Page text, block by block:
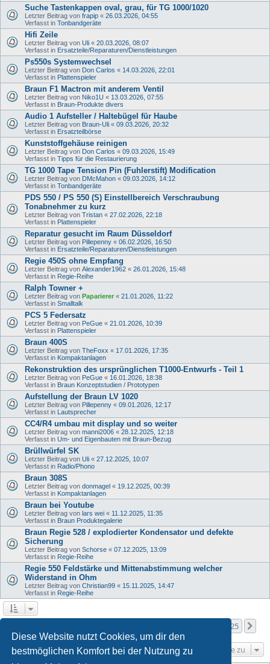
Diese Website nutzt Cookies, um dir den
bestmöglichen Komfort bei der Nutzung zu
Suche Tastenkappen oval, grau, für TG 1000/1020
Letzter Beitrag von frapip « 26.03.2026, 04:55
Verfasst in Tonbandgeräte
Hifi Zeile
Letzter Beitrag von Uli « 20.03.2026, 08:07
Verfasst in Ersatzteile/Reparaturen/Dienstleistungen
Ps550s Systemwechsel
Letzter Beitrag von Don Carlos « 14.03.2026, 22:01
Verfasst in Plattenspieler
Braun F1 Mactron mit anderem Ventil
Letzter Beitrag von Niko1U « 13.03.2026, 07:55
Verfasst in Braun-Produkte divers
Audio 1 Aufsteller / Haltebügel für Haube
Letzter Beitrag von Braun-Uli « 09.03.2026, 20:32
Verfasst in Ersatzteilbörse
Kunststoffgehäuse reinigen
Letzter Beitrag von Don Carlos « 09.03.2026, 15:49
Verfasst in Tipps für die Restaurierung
TG 1000 Tape Tension Pin (Fuhlerstift) Modification
Letzter Beitrag von DMcMahon « 09.03.2026, 14:12
Verfasst in Tonbandgeräte
PDS 550 / PS 550 (S) Einstellbereich Verschraubung
Tonabnehmer zu kurz
Letzter Beitrag von Tristan « 27.02.2026, 22:18
Verfasst in Plattenspieler
Reparatur gesucht im Raum Düsseldorf
Letzter Beitrag von Pillepenny « 06.02.2026, 16:50
Verfasst in Ersatzteile/Reparaturen/Dienstleistungen
Regie 450S ohne Empfang
Letzter Beitrag von Alexander1962 « 26.01.2026, 15:48
Verfasst in Regie-Reihe
Ralph Towner +
Letzter Beitrag von Paparierer « 21.01.2026, 11:22
Verfasst in Smalltalk
PCS 5 Federsatz
Letzter Beitrag von PeGue « 21.01.2026, 10:39
Verfasst in Plattenspieler
Braun 400S
Letzter Beitrag von TheFoxx « 17.01.2026, 17:35
Verfasst in Kompaktanlagen
Rekonstruktion des ursprünglichen T1000-Entwurfs - Teil 1
Letzter Beitrag von PeGue « 16.01.2026, 18:38
Verfasst in Braun Konzeptstudien / Prototypen
Aufstellung der Braun LV 1020
Letzter Beitrag von Pillepenny « 09.01.2026, 12:17
Verfasst in Lautsprecher
CC4/R4 umbau mit display und so weiter
Letzter Beitrag von manni2006 « 28.12.2025, 12:18
Verfasst in Um- und Eigenbauten mit Braun-Bezug
Brüllwürfel SK
Letzter Beitrag von Uli « 27.12.2025, 10:07
Verfasst in Radio/Phono
Braun 308S
Letzter Beitrag von donmagel « 19.12.2025, 00:39
Verfasst in Kompaktanlagen
Braun bei Youtube
Letzter Beitrag von lars wei « 11.12.2025, 11:35
Verfasst in Braun Produktegalerie
Braun Regie 528 / explodierter Kondensator und defekte
Sicherung
Letzter Beitrag von Schorse « 07.12.2025, 13:09
Verfasst in Regie-Reihe
Regie 550 Feldstärke und Mittenabstimmung welcher
Widerstand in Ohm
Letzter Beitrag von Christian99 « 15.11.2025, 14:47
Verfasst in Regie-Reihe
25
Gehe zu